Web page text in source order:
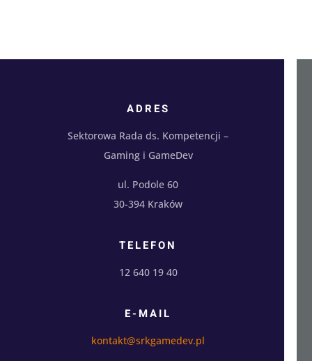
ADRES
Sektorowa Rada ds. Kompetencji –
Gaming i GameDev
ul. Podole 60
30-394 Kraków
TELEFON
12 640 19 40
E-MAIL
kontakt@srkgamedev.pl